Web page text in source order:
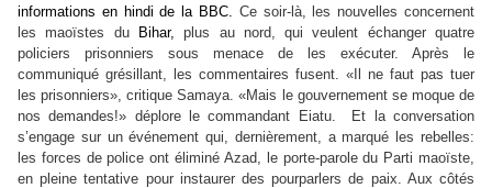
informations en hindi de la BBC. Ce soir-là, les nouvelles concernent
les maoïstes du
Bihar,
plus au nord, qui veulent échanger quatre
policiers prisonniers sous menace de les exécuter. Après le
communiqué grésillant, les commentaires fusent. «Il ne faut pas tuer
les prisonniers», critique Samaya. «Mais le gouvernement se moque de
nos demandes!» déplore le commandant Eiatu. Et la conversation
s’engage sur un événement qui, dernièrement, a marqué les rebelles:
les forces de police ont éliminé Azad, le porte-parole du Parti maoïste,
en pleine tentative pour instaurer des pourparlers de paix. Aux côtés